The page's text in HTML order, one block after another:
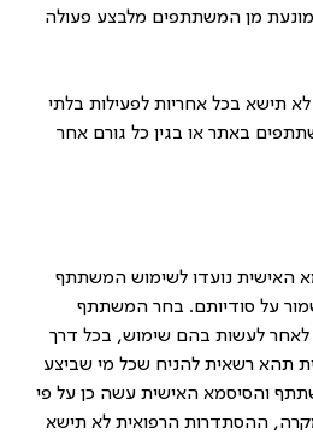
מן המשתתפים מלבצע פעולה
תישא בכל אחריות לפעילות בלתי
באתר או בגין כל גורם אחר
האישית נועדו לשימוש המשתתף
על סודיותם. בחר המשתתף
לעשות בהם שימוש, בכל דרך
תהא רשאית להניח שכל מי שביצע
והסיסמא האישית עשה כן על פי
ההסתדרות הרפואית לא תישא